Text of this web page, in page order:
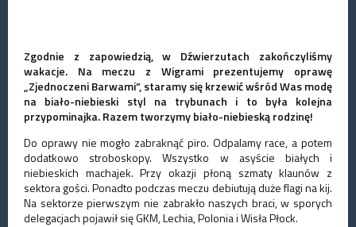
Zgodnie z zapowiedzią, w Dźwierzutach zakończyliśmy
wakacje. Na meczu z Wigrami prezentujemy oprawę
„Zjednoczeni Barwami”, staramy się krzewić wśród Was modę
na biało-niebieski styl na trybunach i to była kolejna
przypominajka. Razem tworzymy biało-niebieską rodzinę!
Do oprawy nie mogło zabraknąć piro. Odpalamy race, a potem
dodatkowo stroboskopy. Wszystko w asyście białych i
niebieskich machajek. Przy okazji płoną szmaty klaunów z
sektora gości. Ponadto podczas meczu debiutują duże flagi na kij.
Na sektorze pierwszym nie zabrakło naszych braci, w sporych
delegacjach pojawił się GKM, Lechia, Polonia i Wisła Płock.